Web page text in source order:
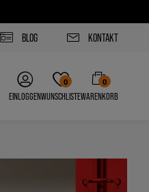
BLOG KONTAKT
EINLOGGEN
0
WUNSCHLISTE
0
WARENKORB